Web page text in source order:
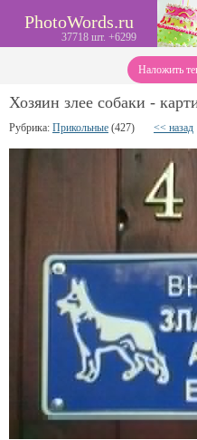
PhotoWords.ru
37718 шт. +6299
Наложить
Хозяин злее собаки -
Рубрика: Прикольные (427) << назад